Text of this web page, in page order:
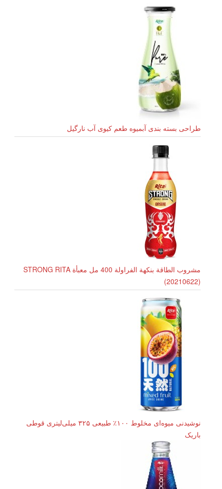
طراحی بسته بندی آبمیوه طعم کیوی آب نارگیل
مشروب الطاقة بنكهة الفراولة 400 مل معبأة STRONG RITA
(20210622)
نوشیدنی میوه‌ای مخلوط ۱۰۰٪ طبیعی ۳۲۵ میلی‌لیتری قوطی
باریک